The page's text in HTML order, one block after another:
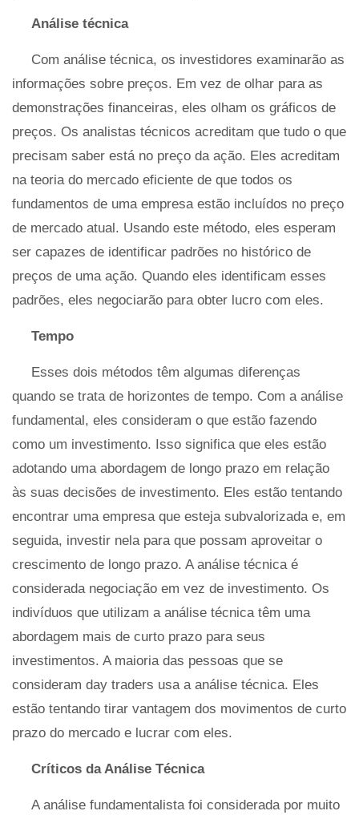
Análise técnica
Com análise técnica, os investidores examinarão as
informações sobre preços. Em vez de olhar para as
demonstrações financeiras, eles olham os gráficos de
preços. Os analistas técnicos acreditam que tudo o que
precisam saber está no preço da ação. Eles acreditam
na teoria do mercado eficiente de que todos os
fundamentos de uma empresa estão incluídos no preço
de mercado atual. Usando este método, eles esperam
ser capazes de identificar padrões no histórico de
preços de uma ação. Quando eles identificam esses
padrões, eles negociarão para obter lucro com eles.
Tempo
Esses dois métodos têm algumas diferenças
quando se trata de horizontes de tempo. Com a análise
fundamental, eles consideram o que estão fazendo
como um investimento. Isso significa que eles estão
adotando uma abordagem de longo prazo em relação
às suas decisões de investimento. Eles estão tentando
encontrar uma empresa que esteja subvalorizada e, em
seguida, investir nela para que possam aproveitar o
crescimento de longo prazo. A análise técnica é
considerada negociação em vez de investimento. Os
indivíduos que utilizam a análise técnica têm uma
abordagem mais de curto prazo para seus
investimentos. A maioria das pessoas que se
consideram day traders usa a análise técnica. Eles
estão tentando tirar vantagem dos movimentos de curto
prazo do mercado e lucrar com eles.
Críticos da Análise Técnica
A análise fundamentalista foi considerada por muito